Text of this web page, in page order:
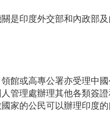
印度外交部和內政部
館或高專公署亦受理中
管理處辦理其他各類簽
家的公民可以辦理印度